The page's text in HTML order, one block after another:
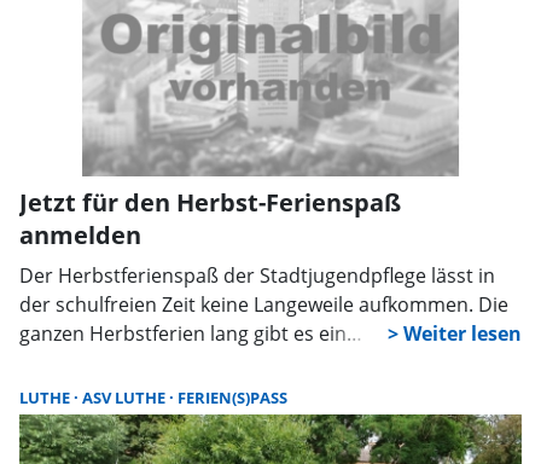
Jetzt für den Herbst-Ferienspaß
anmelden
Der Herbstferienspaß der Stadtjugendpflege lässt in
der schulfreien Zeit keine Langeweile aufkommen. Die
ganzen Herbstferien lang gibt es ein
Menge Spiel, Spaß und Aktionen. Die Anmeldung
erfolgt online unter www.ferienspass-rinteln.de. Bis
zum 5. Oktober besteht die Möglichkeit, die
LUTHE ASV LUTHE FERIEN(S)PASS